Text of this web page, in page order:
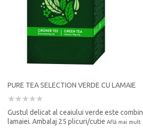
PURE TEA SELECTION VERDE CU LAMAIE
Gustul delicat al ceaiului verde este
lamaiei. Ambalaj 25 plicuri/cutie Află mai mult